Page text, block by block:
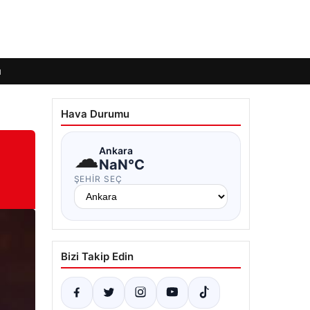
Hava Durumu
☁Ankara
NaN°C
ŞEHIR SEÇ
Bizi Takip Edin